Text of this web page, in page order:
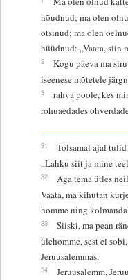
nõudnud; ma olen
otsinud; ma olen
hüüdnud: „Vaata, siin
2
Kogu päeva ma
iseenese mõtetele
3
rahva poole, kes
rohuaedades
31
Tolsamal ajal tulid
„Lahku siit ja mine
32
Aga tema ütles
Vaata, ma kihutan
homme ning
33
Siiski, ma pean
ülehomme, sest ei
Jeruusalemmas.
34
Jeruusalemm,